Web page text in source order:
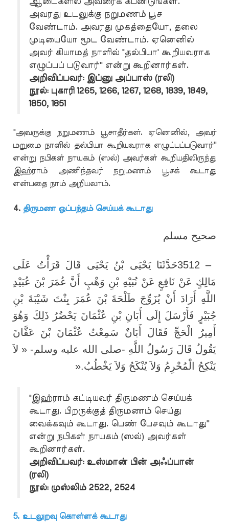
அவரது உடலுக்கு நறுமணம் பூச
வேண்டாம். அவரது முகத்தையோ, தலை
முடியையோ மூட வேண்டாம். ஏனெனில்
அவர் கியாமத் நாளில் "தல்பியா' கூறியவராக
எழுப்பப் படுவார்'' என்று கூறினார்கள்.
அறிவிப்பவர்: இப்னு அப்பாஸ் (ரலி)
நூல்: புகாரி 1265, 1266, 1267, 1268, 1839, 1849,
1850, 1851
"அவருக்கு நறுமணம் பூசாதீர்கள். ஏனெனில், அவர்
மறுமை நாளில் தல்பியா கூறியவராக எழுப்பப்படுவார்''
என்று நபிகள் நாயகம் (ஸல்) அவர்கள் கூறியதிலிருந்து
இஹ்ராம் அணிந்தவர் நறுமணம் பூசக் கூடாது
என்பதை நாம் அறியலாம்.
4. திருமண ஒப்பந்தம் செய்யக் கூடாது
صحيح مسلم
3512 –حَدَّثَنَا يَحْيَى بْنُ يَحْيَى قَالَ قَرَأْتُ عَلَى
مَالِكٍ عَنْ نَافِعٍ عَنْ نُبَيْهِ بْنِ وَهْبٍ أَنَّ عُمَرَ بْنَ عُبَيْدِ
اللَّهِ أَرَادَ أَنْ يُزَوِّجَ طَلْحَةَ بْنَ عُمَرَ بِنْتَ شَيْبَةَ بْنِ
جُبَيْرٍ فَأَرْسَلَ إِلَى أَبَانِ بْنِ عُثْمَانَ يَحْضُرُ ذَلِكَ وَهُوَ
أَمِيرُ الْحَجِّ فَقَالَ أَبَانٌ سَمِعْتُ عُثْمَانَ بْنَ عَفَّانَ
يَقُولُ قَالَ رَسُولُ اللَّهِ -صلى الله عليه وسلم- « لاَ
يَنْكِحُ الْمُحْرِمُ وَلاَ يُنْكَحُ وَلاَ يَخْطُبُ».
"இஹ்ராம் கட்டியவர் திருமணம் செய்யக்
கூடாது. பிறருக்குத் திருமணம் செய்து
வைக்கவும் கூடாது. பெண் பேசவும் கூடாது''
என்று நபிகள் நாயகம் (ஸல்) அவர்கள்
கூறினார்கள்.
அறிவிப்பவர்: உஸ்மான் பின் அஃப்பான்
(ரலி)
நூல்: முஸ்லிம் 2522, 2524
5. உடலுறவு கொள்ளக் கூடாது